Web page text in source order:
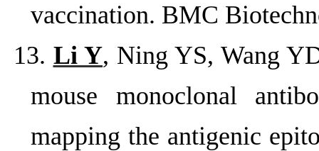
vaccination. BMC
13. Li Y, Ning YS, Wang
mouse monoclonal
mapping the antigenic